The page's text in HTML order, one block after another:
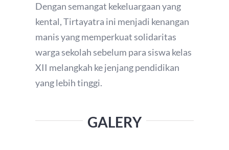
Dengan semangat kekeluargaan yang
kental, Tirtayatra ini menjadi kenangan
manis yang memperkuat solidaritas
warga sekolah sebelum para siswa kelas
XII melangkah ke jenjang pendidikan
yang lebih tinggi.
GALERY